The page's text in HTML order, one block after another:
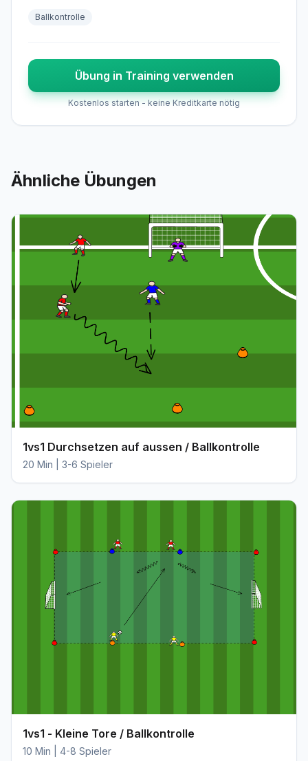
Ballkontrolle
Übung in Training verwenden
Kostenlos starten - keine Kreditkarte nötig
Ähnliche Übungen
1vs1 Durchsetzen auf aussen / Ballkontrolle
20 Min | 3-6 Spieler
1vs1 - Kleine Tore / Ballkontrolle
10 Min | 4-8 Spieler